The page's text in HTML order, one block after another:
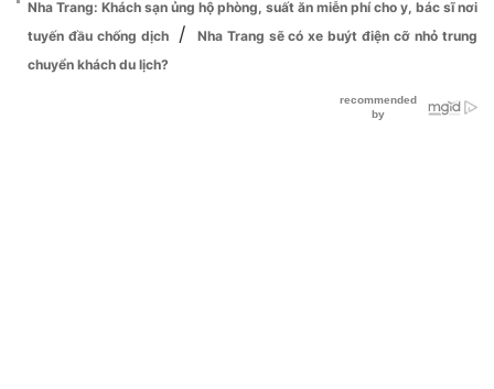
Nha Trang: Khách sạn ủng hộ phòng, suất ăn miễn phí cho y, bác sĩ nơi
tuyến đầu chống dịch
/
Nha Trang sẽ có xe buýt điện cỡ nhỏ trung
chuyển khách du lịch?